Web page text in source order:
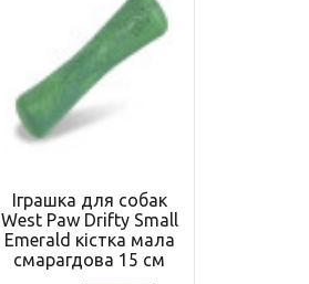
Іграшка для собак
West Paw Drifty Small
Emerald кістка мала
смарагдова 15 см